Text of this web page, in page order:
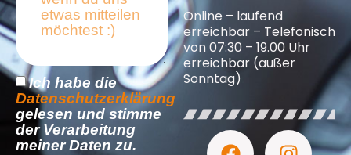
Online – laufend
erreichbar – Telefonisch
von 07:30 – 19.00 Uhr
erreichbar (außer
Sonntag)
Ich habe die
Datenschutzerklärung
gelesen und stimme
der Verarbeitung
meiner Daten zu.